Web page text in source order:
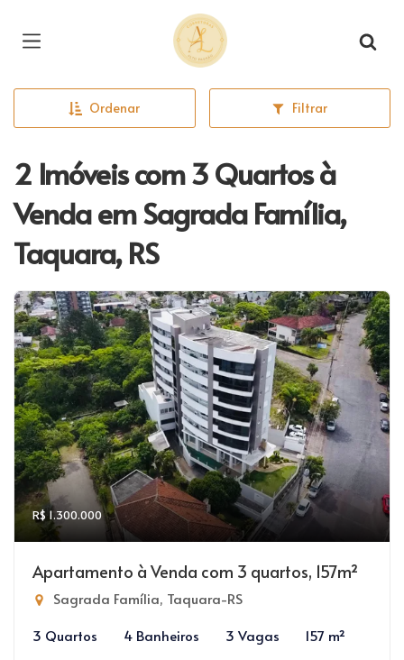
Página inicial
Ordenar Filtrar
2 Imóveis com 3 Quartos à
Venda em Sagrada Família,
Taquara, RS
R$ 1.300.000
Apartamento à Venda com 3 quartos, 157m²
Sagrada Família, Taquara-RS
3 Quartos
4 Banheiros 3 Vagas 157 m²